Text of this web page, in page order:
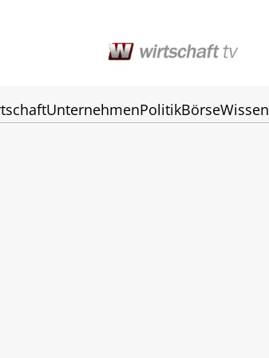
UnternehmenPolitikBörseWissen